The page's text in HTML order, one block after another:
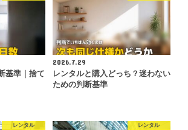
基準｜捨て
2026.7.29
レンタルと購入どっち？迷わない
ための判断基準
レンタル レンタル